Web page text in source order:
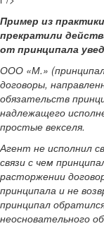
Пример из
прекратили
от принципала
ООО «М.»
договоры,
обязательств
надлежащего
простые векселя.
Агент не исполнил
связи с чем
расторжении
принципала и не
принципал
неосновательного